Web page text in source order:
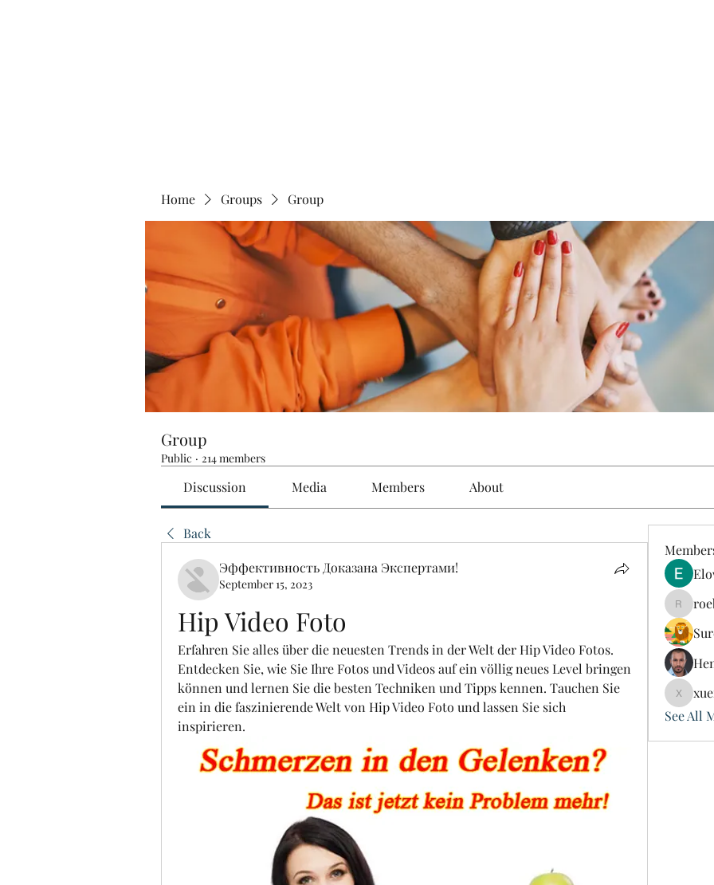
Home Groups Group
Group
Public · 214 members
Discussion Media Members About
Back
Эффективность Доказана Экспертами!
September 15, 2023
Hip Video Foto
Erfahren Sie alles über die neuesten Trends in der Welt der Hip Video Fotos.
Entdecken Sie, wie Sie Ihre Fotos und Videos auf ein völlig neues Level bringen
können und lernen Sie die besten Techniken und Tipps kennen. Tauchen Sie
ein in die faszinierende Welt von Hip Video Foto und lassen Sie sich
inspirieren.
See All